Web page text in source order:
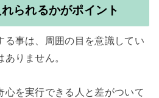
られるかがポイント
る事は、周囲の目を意識してい
りません。
心を実行できる人と差がついて